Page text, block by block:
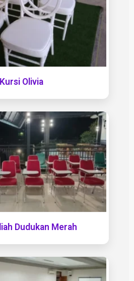
Kursi Olivia
Dudukan Merah